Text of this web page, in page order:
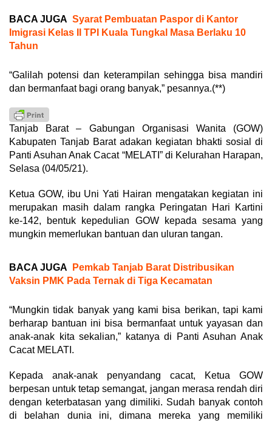
BACA JUGA Syarat Pembuatan Paspor di Kantor
Imigrasi Kelas II TPI Kuala Tungkal Masa Berlaku 10
Tahun
“Galilah potensi dan keterampilan sehingga bisa mandiri
dan bermanfaat bagi orang banyak,” pesannya.(**)
Tanjab Barat – Gabungan Organisasi Wanita (GOW)
Kabupaten Tanjab Barat adakan kegiatan bhakti sosial di
Panti Asuhan Anak Cacat “MELATI” di Kelurahan Harapan,
Selasa (04/05/21).
Ketua GOW, ibu Uni Yati Hairan mengatakan kegiatan ini
merupakan masih dalam rangka Peringatan Hari Kartini
ke-142, bentuk kepedulian GOW kepada sesama yang
mungkin memerlukan bantuan dan uluran tangan.
BACA JUGA
Pemkab Tanjab Barat Distribusikan
Vaksin PMK Pada Ternak di Tiga Kecamatan
“Mungkin tidak banyak yang kami bisa berikan, tapi kami
berharap bantuan ini bisa bermanfaat untuk yayasan dan
anak-anak kita sekalian,” katanya di Panti Asuhan Anak
Cacat MELATI.
Kepada anak-anak penyandang cacat, Ketua GOW
berpesan untuk tetap semangat, jangan merasa rendah diri
dengan keterbatasan yang dimiliki. Sudah banyak contoh
di belahan dunia ini, dimana mereka yang memiliki